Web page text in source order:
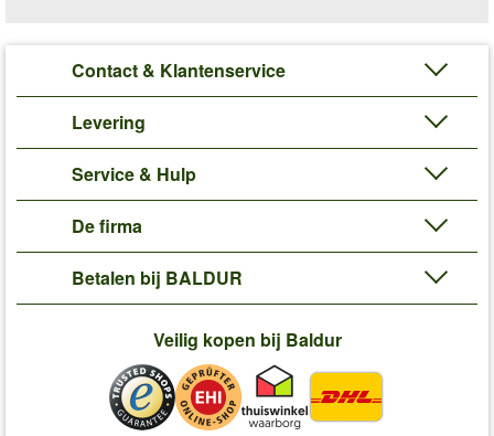
Contact & Klantenservice
Levering
Service & Hulp
De firma
Betalen bij BALDUR
Veilig kopen bij Baldur